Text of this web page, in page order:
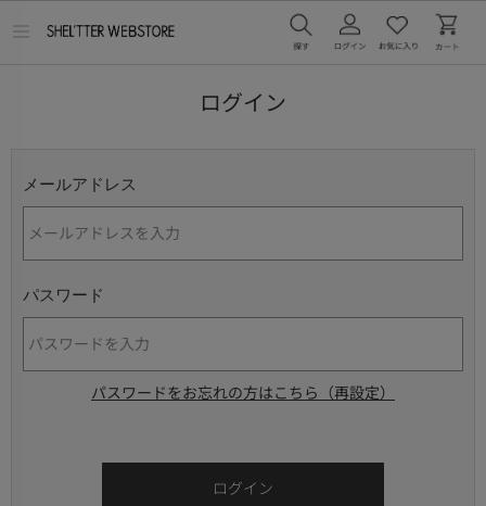
ログイン
メールアドレス
パスワード
パスワードをお忘れの方はこちら（再設定）